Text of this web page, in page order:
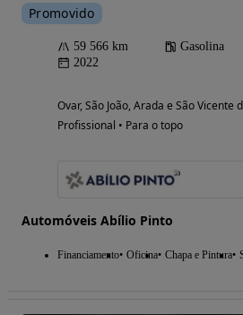
Promovido
59 566 km Gasolina
2022
Ovar, São João, Arada e São Vicente
Profissional • Para o topo
Automóveis Abílio Pinto
Financiamento Oficina Chapa e Pintura